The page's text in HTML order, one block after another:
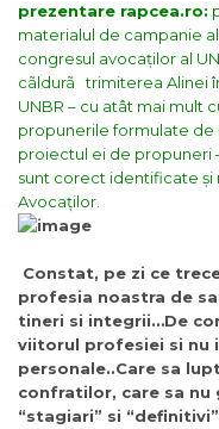
prezentare rapcea.ro:
materialul de campanie
congresul avocaților al
cãldurã trimiterea Alinei
UNBR – cu atât mai mult
propunerile formulate de
proiectul ei de propuneri
sunt corect identificate și
Avocaților.
Constat, pe zi ce
profesia noastra de
tineri si integrii…De
viitorul profesiei si nu
personale..Care sa
confratilor, care sa nu
“stagiari” si